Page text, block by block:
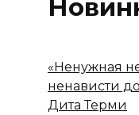
«Ненужная
ненависти
Дита Терми